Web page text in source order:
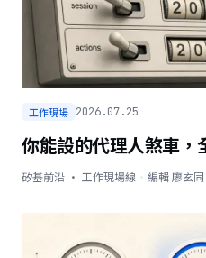
工作現場 2026.07.25
你能設的代理人煞車，
矽基前沿 · 工作現場線 · 編輯廖玄同